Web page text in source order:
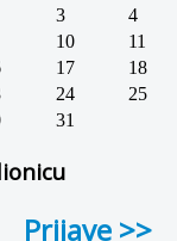
3 4
10 11
17 18
24 25
31
Prijave >>